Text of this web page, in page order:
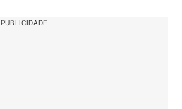
PUBLICIDADE